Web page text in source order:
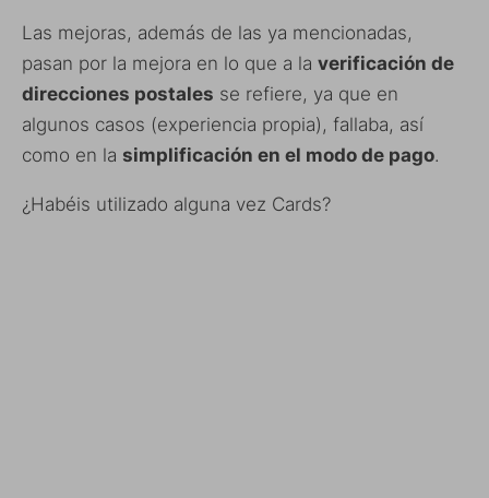
Las mejoras, además de las ya mencionadas,
pasan por la mejora en lo que a la verificación de
direcciones postales se refiere, ya que en
algunos casos (experiencia propia), fallaba, así
como en la simplificación en el modo de pago.
¿Habéis utilizado alguna vez Cards?